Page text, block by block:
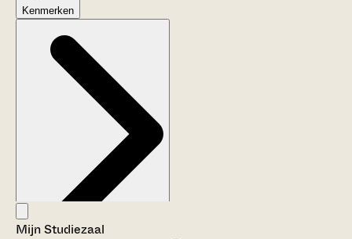
Kenmerken
Mijn Studiezaal